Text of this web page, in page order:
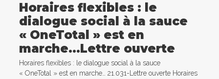
Horaires flexibles : le
dialogue social à la sauce
« OneTotal » est en
marche…Lettre ouverte
Horaires flexibles : le dialogue social à la sauce
« OneTotal » est en marche… 21.031-Lettre ouverte Horaires